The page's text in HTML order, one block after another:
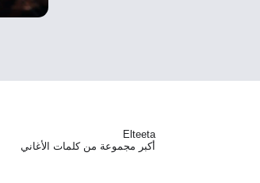
Elteeta
أكبر مجموعة من كلمات الأغاني